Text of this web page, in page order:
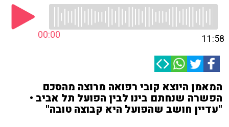
00:00 11:58
המאמן היוצא קובי רפואה מרוצה מהסכם
הפשרה שנחתם בינו לבין הפועל תל אביב •
"עדיין חושב שהפועל היא קבוצה טובה"